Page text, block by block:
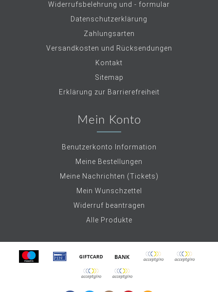
Widerrufsbelehrung und - formular
Datenschutzerklärung
Zahlungsarten
Versandkosten und Rücksendungen
Kontakt
Sitemap
Erklärung zur Barrierefreiheit
Mein Konto
Benutzerkonto Information
Meine Bestellungen
Meine Nachrichten (Tickets)
Mein Wunschzettel
Widerruf beantragen
Alle Produkte